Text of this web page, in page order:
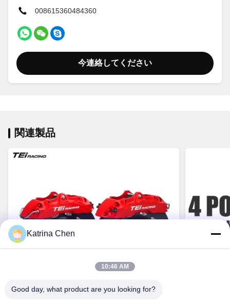
008615360484360
今連絡してください
関連製品
Katrina Chen
10:46 AM
Good day, what product are you looking for?